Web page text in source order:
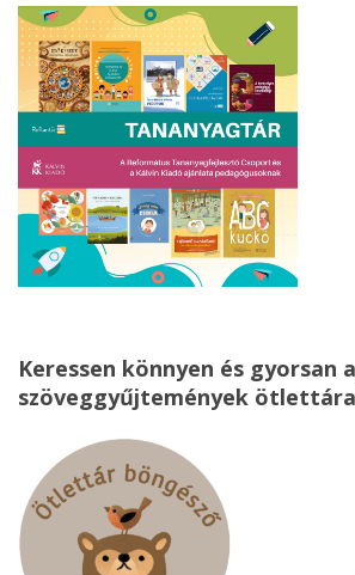
Keressen könnyen és gyorsan a
szöveggyűjtemények